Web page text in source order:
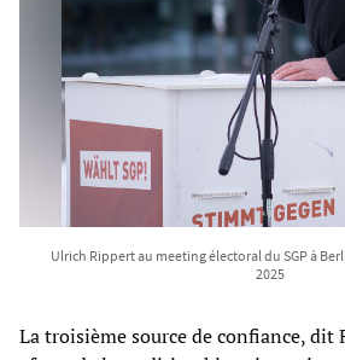
Ulrich Rippert au meeting électoral du SGP à
2025
La troisième source de confiance, dit